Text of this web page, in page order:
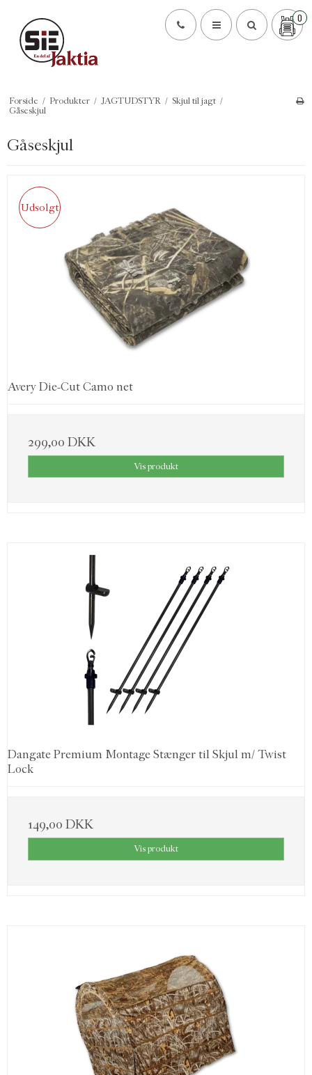
0
Forside / Produkter / JAGTUDSTYR / Skjul til jagt /
Gåseskjul
Gåseskjul
Udsolgt
Avery Die-Cut Camo net
299,00 DKK
Vis produkt
Dangate Premium Montage Stænger til Skjul m/ Twist
Lock
149,00 DKK
Vis produkt